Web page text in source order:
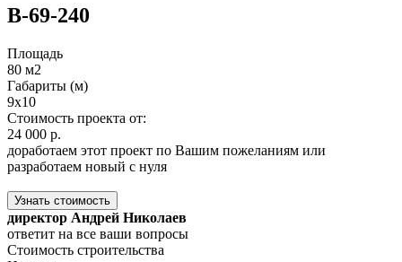
В-69-240
Площадь
80 м2
Габариты (м)
9x10
Стоимость проекта от:
24 000 р.
доработаем этот проект по Вашим пожеланиям или
разработаем новый с нуля
Узнать стоимость
директор Андрей Николаев
ответит на все ваши вопросы
Стоимость строительства